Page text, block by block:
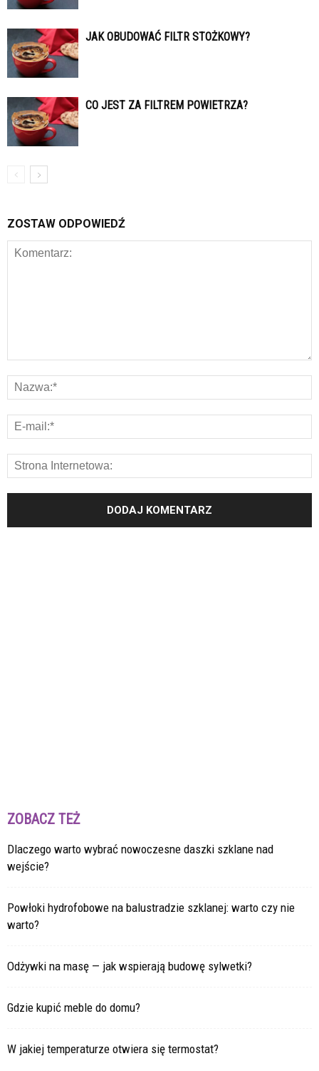
JAK OBUDOWAĆ FILTR STOŻKOWY?
CO JEST ZA FILTREM POWIETRZA?
ZOSTAW ODPOWIEDŹ
ZOBACZ TEŻ
Dlaczego warto wybrać nowoczesne daszki szklane nad
wejście?
Powłoki hydrofobowe na balustradzie szklanej: warto czy nie
warto?
Odżywki na masę — jak wspierają budowę sylwetki?
Gdzie kupić meble do domu?
W jakiej temperaturze otwiera się termostat?